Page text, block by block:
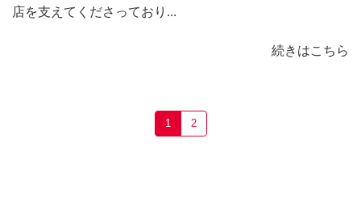
店を支えてくださっており...
続きはこちら
1 2